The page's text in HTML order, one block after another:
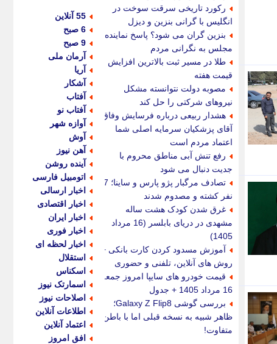
رکورد تاریخی سرقت سوخت در
انگلیس با گرانی بنزین و دیزل
بنزین گران می شود؟ پاسخ نماینده
مجلس به نگرانی مردم
طلا در مسیر ثبت بالاترین افزایش
قیمت هفته
مصوبه دولت نتوانسته مشکل
نیروهای شرکتی را حل کند
هشدار ربیعی درباره فرسایش وفاق؛
آقای پزشکیان سرمایه اصلی شما
اعتماد مردم است
رفع تنش آبی مناطق محروم با
جدیت دنبال می شود
تصادف مرگبار پژو پارس و ساینا؛ 7
نفر کشته و مصدوم شدند
غرق شدن کودک هشت ساله
مشهدی در دریای بابلسر (16 مرداد
1405)
آموزش مسدود کردن کارت بانکی +
روش های آنلاین، تلفنی و حضوری
قیمت خودرو های سایپا امروز جمعه
16 مرداد 1405 + جدول
بررسی گوشی Galaxy Z Flip8؛
ظاهر شبیه به نسخه قبلی اما با باطن
متفاوت!
55 آنلاین
6 صبح
9 صبح
آرمان ملی
آریا
آشکار
آفتاب
آفتاب نو
آوازه شهر
آوش
آهن نیوز
آینده روشن
اتومبیل فارسی
اخبار ارسالی
اخبار اقتصادی
اخبار ایران
اخبار فوری
اخبار لحظه ای
استقلال
اسکناس
اسمارتک نیوز
اصلاحات نیوز
اطلاعات آنلاین
اعتماد آنلاین
افق امروز